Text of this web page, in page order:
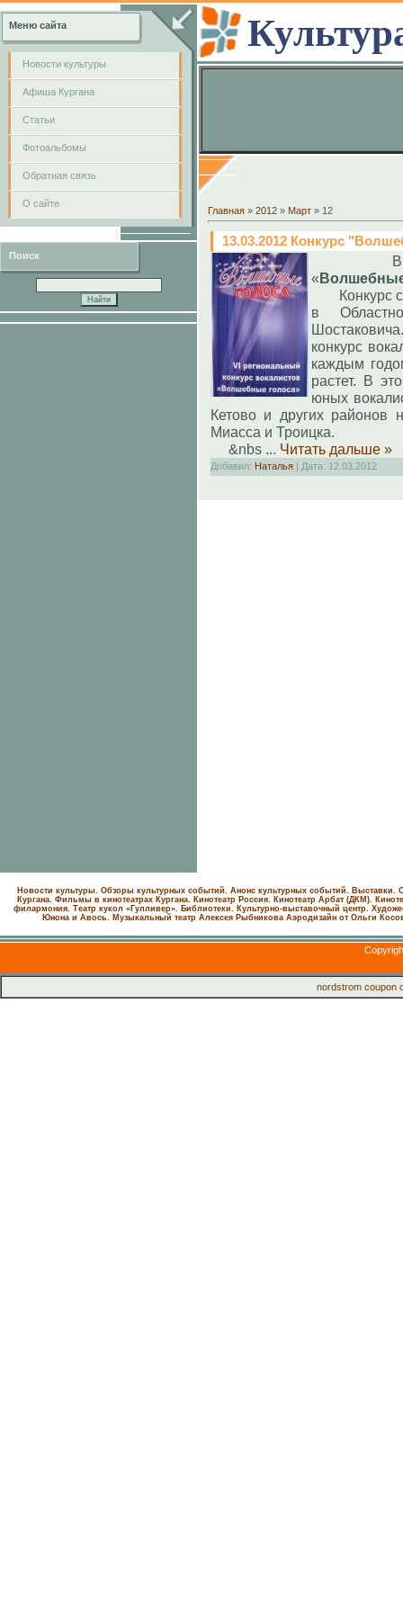
Меню сайта
Новости культуры
Афиша Кургана
Cтатьи
Фотоальбомы
Обратная связь
О сайте
Поиск
Главная » 2012 » Март » 12
13.03.2012 Конкурс
«
Конкурс с
в
конкурс
каждым
растет. В
юных
Кетово и других районов
Миасса и Троицка.
&nbs ... Читать дальше »
Добавил: Наталья | Дата: 12.03.2012
Новости культуры. Обзоры культурных событий. Анонс культурных событий. Выставки.
Кургана. Фильмы в кинотеатрах Кургана.
Кинотеатр Россия. Кинотеатр Арбат (ДКМ).
филармония. Театр кукол «Гулливер». Библиотеки. Культурно-выставочный центр.
Юнона и Авось. Музыкальный театр Алексея Рыбникова Аэродизайн от Ольги
nordstrom coupon